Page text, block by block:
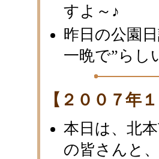
すよ～♪
昨日の公園
一晩で”らし
【２００７年
本日は、北
の皆さんと